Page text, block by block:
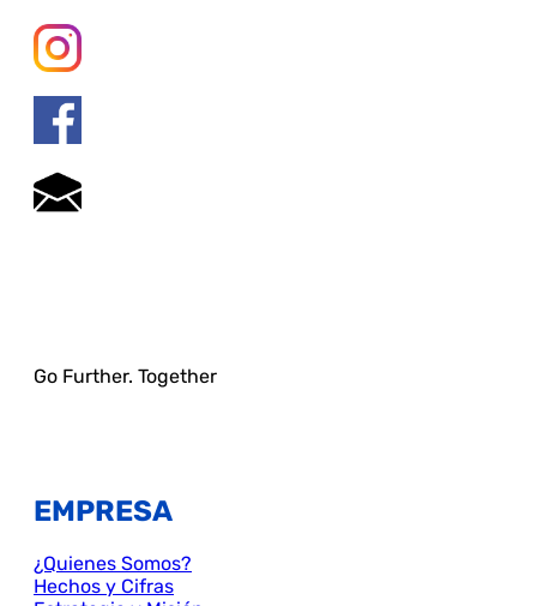
Go Further. Together
EMPRESA
¿Quienes Somos?
Hechos y Cifras